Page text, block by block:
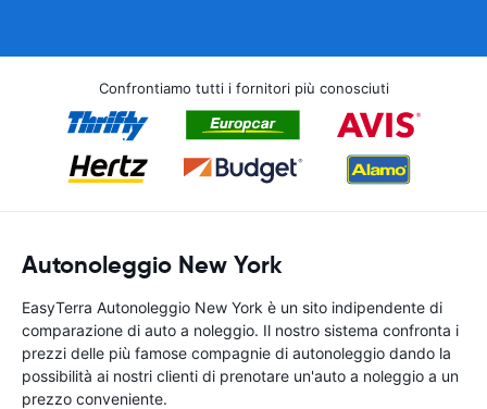
Confrontiamo tutti i fornitori più conosciuti
Autonoleggio New York
EasyTerra Autonoleggio New York è un sito indipendente di
comparazione di auto a noleggio. Il nostro sistema confronta i
prezzi delle più famose compagnie di autonoleggio dando la
possibilità ai nostri clienti di prenotare un'auto a noleggio a un
prezzo conveniente.